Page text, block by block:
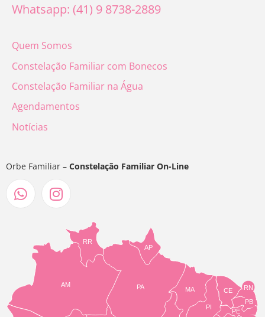
Whatsapp: (41) 9 8738-2889
Quem Somos
Constelação Familiar com Bonecos
Constelação Familiar na Água
Agendamentos
Notícias
Orbe Familiar – Constelação Familiar On-Line
PE
RN
CE
PI
MA
AP
PA
RR
AM
PB